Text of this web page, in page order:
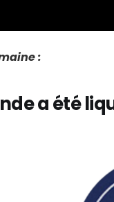
:
a été